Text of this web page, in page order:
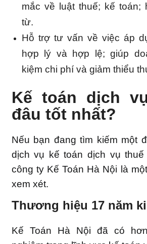
mắc về luật thuế; kế toán;
từ.
Hỗ trợ tư vấn về việc áp
hợp lý và hợp lệ; giúp
kiệm chi phí và giảm thiểu
Kế toán dịch
đâu tốt nhất?
Nếu bạn đang tìm kiếm một
dịch vụ kế toán dịch vụ
công ty Kế Toán Hà Nội là
xem xét.
Thương hiệu 17 năm
Kế Toán Hà Nội đã có